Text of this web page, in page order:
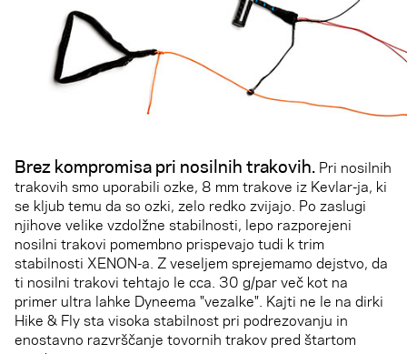
Brez kompromisa pri nosilnih trakovih. Pri nosilnih
trakovih smo uporabili ozke, 8 mm trakove iz Kevlar-ja, ki
se kljub temu da so ozki, zelo redko zvijajo. Po zaslugi
njihove velike vzdolžne stabilnosti, lepo razporejeni
nosilni trakovi pomembno prispevajo tudi k trim
stabilnosti XENON-a. Z veseljem sprejemamo dejstvo, da
ti nosilni trakovi tehtajo le cca. 30 g/par več kot na
primer ultra lahke Dyneema "vezalke". Kajti ne le na dirki
Hike & Fly sta visoka stabilnost pri podrezovanju in
enostavno razvrščanje tovornih trakov pred štartom